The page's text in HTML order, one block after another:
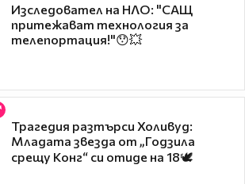
Изследовател на НЛО: "САЩ
притежават технология за
телепортация!"😯💥
Трагедия разтърси Холивуд:
Младата звезда от „Годзила
срещу Конг“ си отиде на 18🕊️